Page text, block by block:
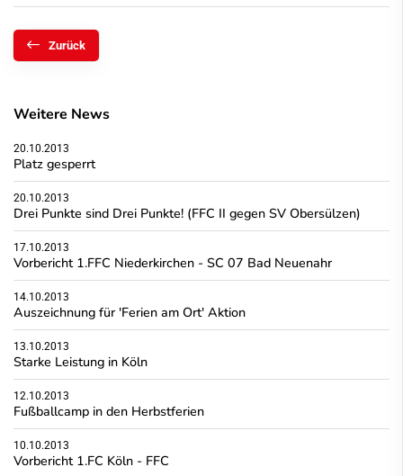
Zurück
Weitere News
20.10.2013
Platz gesperrt
20.10.2013
Drei Punkte sind Drei Punkte! (FFC II gegen SV Obersülzen)
17.10.2013
Vorbericht 1.FFC Niederkirchen - SC 07 Bad Neuenahr
14.10.2013
Auszeichnung für 'Ferien am Ort' Aktion
13.10.2013
Starke Leistung in Köln
12.10.2013
Fußballcamp in den Herbstferien
10.10.2013
Vorbericht 1.FC Köln - FFC